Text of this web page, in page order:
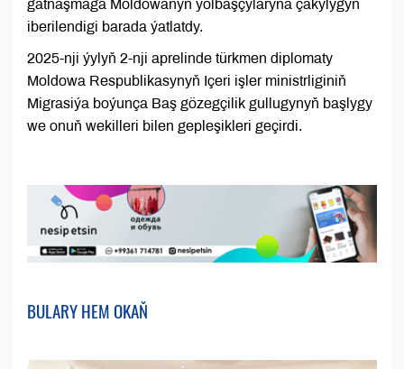
gatnaşmaga Moldowanyň ýolbaşçylaryna çakylygyň
iberilendigi barada ýatlatdy.
2025-nji ýylyň 2-nji aprelinde türkmen diplomaty
Moldowa Respublikasynyň Içeri işler ministrliginiň
Migrasiýa boýunça Baş gözegçilik gullugynyň başlygy
we onuň wekilleri bilen gepleşikleri geçirdi.
BULARY HEM OKAŇ